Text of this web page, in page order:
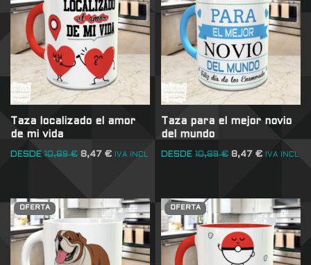
Taza localizado el amor
de mi vida
DESDE 10,89€ 8,47 € IVA INCL
Taza para el mejor novio
del mundo
DESDE 10,89€ 8,47€ IVA INCL
OFERTA OFERTA